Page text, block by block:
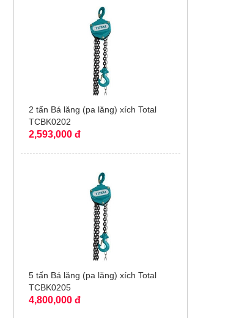
2 tấn Bá lăng (pa lăng) xích Total
TCBK0202
2,593,000 đ
5 tấn Bá lăng (pa lăng) xích Total
TCBK0205
4,800,000 đ